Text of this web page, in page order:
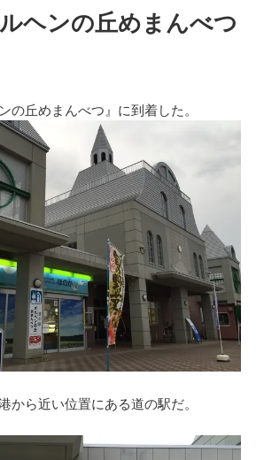
ヘンの丘めまんべつ
の丘めまんべつ』に到着した。
から近い位置にある道の駅だ。